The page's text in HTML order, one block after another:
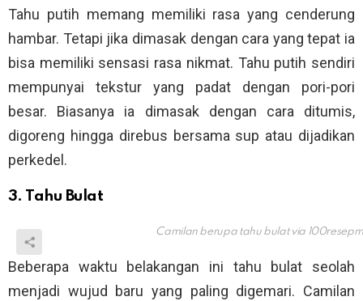
Tahu putih memang memiliki rasa yang cenderung
hambar. Tetapi jika dimasak dengan cara yang tepat ia
bisa memiliki sensasi rasa nikmat. Tahu putih sendiri
mempunyai tekstur yang padat dengan pori-pori
besar. Biasanya ia dimasak dengan cara ditumis,
digoreng hingga direbus bersama sup atau dijadikan
perkedel.
3. Tahu Bulat
Camilan berupa tahu bulat via
Beberapa waktu belakangan ini tahu bulat seolah
menjadi wujud baru yang paling digemari. Camilan